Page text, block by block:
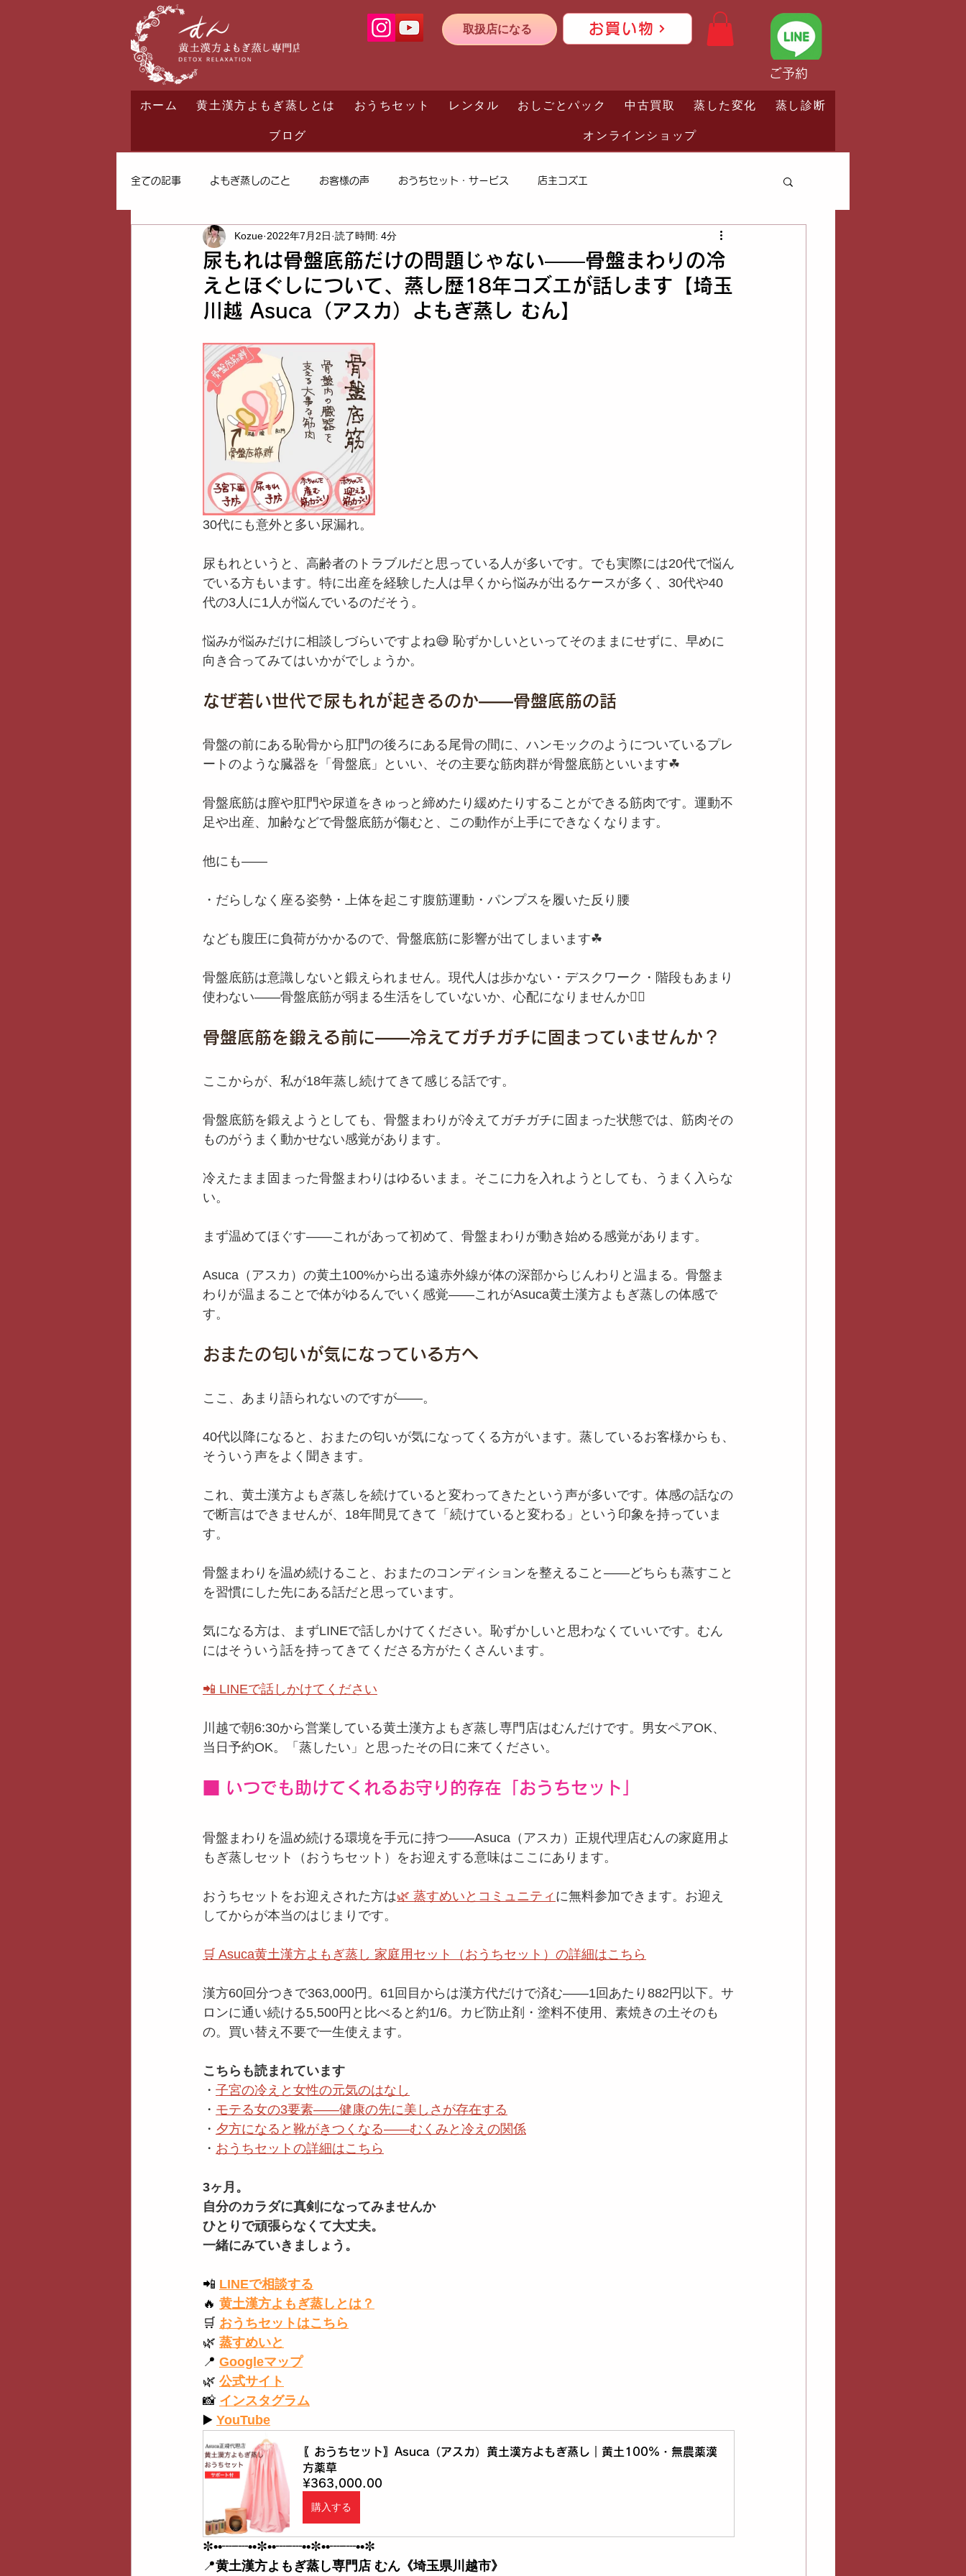
取扱店になる お買い物
ご予約
ホーム 黄土漢方よもぎ蒸しとは おうちセット レンタル おしごとパック 中古買取 蒸した変化
蒸し診断
ブログ
オンラインショップ
全ての記事 よもぎ蒸しのこと お客様の声 おうちセット・サービス 店主コズエ
尿もれは骨盤底筋だけの問題じゃない——骨盤まわりの冷
えとほぐしについて、蒸し歴18年コズエが話します【埼玉
川越 Asuca（アスカ）よもぎ蒸し むん】
Kozue 2022年7月2日 読了時間: 4分
30代にも意外と多い尿漏れ。
尿もれというと、高齢者のトラブルだと思っている人が多いです。でも実際には20代で悩ん
でいる方もいます。特に出産を経験した人は早くから悩みが出るケースが多く、30代や40
代の3人に1人が悩んでいるのだそう。
悩みが悩みだけに相談しづらいですよね😅 恥ずかしいといってそのままにせずに、早めに
向き合ってみてはいかがでしょうか。
なぜ若い世代で尿もれが起きるのか——骨盤底筋の話
骨盤の前にある恥骨から肛門の後ろにある尾骨の間に、ハンモックのようについているプレ
ートのような臓器を「骨盤底」といい、その主要な筋肉群が骨盤底筋といいます☘
骨盤底筋は膣や肛門や尿道をきゅっと締めたり緩めたりすることができる筋肉です。運動不
足や出産、加齢などで骨盤底筋が傷むと、この動作が上手にできなくなります。
他にも——
・だらしなく座る姿勢・上体を起こす腹筋運動・パンプスを履いた反り腰
なども腹圧に負荷がかかるので、骨盤底筋に影響が出てしまいます☘
骨盤底筋は意識しないと鍛えられません。現代人は歩かない・デスクワーク・階段もあまり
使わない——骨盤底筋が弱まる生活をしていないか、心配になりませんか😵‍💫
骨盤底筋を鍛える前に——冷えてガチガチに固まっていませんか？
ここからが、私が18年蒸し続けてきて感じる話です。
骨盤底筋を鍛えようとしても、骨盤まわりが冷えてガチガチに固まった状態では、筋肉その
ものがうまく動かせない感覚があります。
冷えたまま固まった骨盤まわりはゆるいまま。そこに力を入れようとしても、うまく入らな
い。
まず温めてほぐす——これがあって初めて、骨盤まわりが動き始める感覚があります。
Asuca（アスカ）の黄土100%から出る遠赤外線が体の深部からじんわりと温まる。骨盤ま
わりが温まることで体がゆるんでいく感覚——これがAsuca黄土漢方よもぎ蒸しの体感で
す。
おまたの匂いが気になっている方へ
ここ、あまり語られないのですが——。
40代以降になると、おまたの匂いが気になってくる方がいます。蒸しているお客様からも、
そういう声をよく聞きます。
これ、黄土漢方よもぎ蒸しを続けていると変わってきたという声が多いです。体感の話なの
で断言はできませんが、18年間見てきて「続けていると変わる」という印象を持っていま
す。
骨盤まわりを温め続けること、おまたのコンディションを整えること——どちらも蒸すこと
を習慣にした先にある話だと思っています。
気になる方は、まずLINEで話しかけてください。恥ずかしいと思わなくていいです。むん
にはそういう話を持ってきてくださる方がたくさんいます。
📲 LINEで話しかけてください
川越で朝6:30から営業している黄土漢方よもぎ蒸し専門店はむんだけです。男女ペアOK、
当日予約OK。「蒸したい」と思ったその日に来てください。
■ いつでも助けてくれるお守り的存在「おうちセット」
骨盤まわりを温め続ける環境を手元に持つ——Asuca（アスカ）正規代理店むんの家庭用よ
もぎ蒸しセット（おうちセット）をお迎えする意味はここにあります。
おうちセットをお迎えされた方は🌿 蒸すめいとコミュニティ に無料参加できます。お迎え
してからが本当のはじまりです。
🛒 Asuca黄土漢方よもぎ蒸し 家庭用セット（おうちセット）の詳細はこちら
漢方60回分つきで363,000円。61回目からは漢方代だけで済む——1回あたり882円以下。サ
ロンに通い続ける5,500円と比べると約1/6。カビ防止剤・塗料不使用、素焼きの土そのも
の。買い替え不要で一生使えます。
こちらも読まれています
・ 子宮の冷えと女性の元気のはなし
・ モテる女の3要素——健康の先に美しさが存在する
・ 夕方になると靴がきつくなる——むくみと冷えの関係
・ おうちセットの詳細はこちら
3ヶ月。
自分のカラダに真剣になってみませんか
ひとりで頑張らなくて大丈夫。
一緒にみていきましょう。
📲 LINEで相談する
🔥 黄土漢方よもぎ蒸しとは？
🛒 おうちセットはこちら
🌿 蒸すめいと
📍 Googleマップ
🌿 公式サイト
📸 インスタグラム
▶️ YouTube
〖おうちセット〗Asuca（アスカ）黄土漢方よもぎ蒸し｜黄土100%・無農薬漢
方薬草
¥363,000.00
購入する
✼••┈┈••✼••┈┈••✼••┈┈••✼
📍黄土漢方よもぎ蒸し専門店 むん《埼玉県川越市》